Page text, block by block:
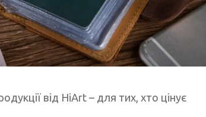
від HiArt – для тих, хто цінує